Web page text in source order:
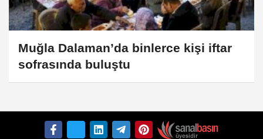
Muğla Dalaman’da binlerce kişi iftar
sofrasında buluştu